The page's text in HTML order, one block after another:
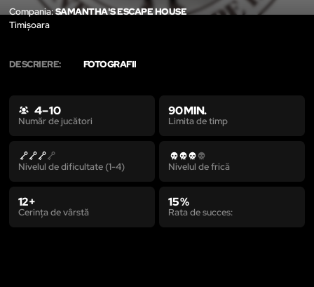
Compania:SAMANTHA'S ESCAPE HOUSE
Timișoara
DESCRIERE: FOTOGRAFII
4 – 10
Număr de jucători
90 MIN.
Limita de timp
Nivelul de dificultate (1-4) Nivelul de frică
12+
Cerința de vârstă
15 %
Rata de succes: